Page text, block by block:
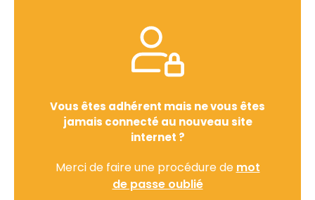
Vous êtes adhérent mais ne vous êtes
jamais connecté au nouveau site
internet ?
Merci de faire une procédure de mot
de passe oublié